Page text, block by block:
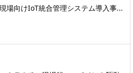
場向けIoT統合管理システム導入事...